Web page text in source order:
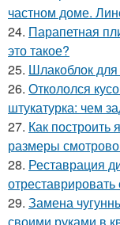
частном доме.
24. Парапетная
это такое?
25. Шлакоблок
26. Откололся
штукатурка: чем
27. Как
размеры
28. Реставрация
29. Замена